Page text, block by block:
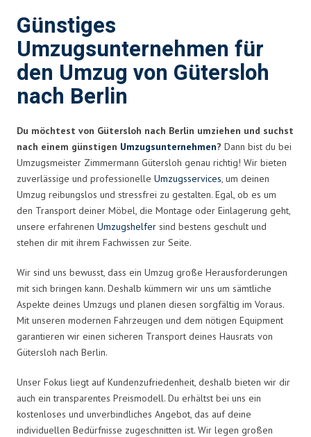
Günstiges
Umzugsunternehmen für
den Umzug von Gütersloh
nach Berlin
Du möchtest von Gütersloh nach Berlin umziehen und suchst
nach einem günstigen Umzugsunternehmen? Dann bist du bei
Umzugsmeister Zimmermann Gütersloh genau richtig! Wir bieten
zuverlässige und professionelle Umzugsservices, um deinen
Umzug reibungslos und stressfrei zu gestalten. Egal, ob es um
den Transport deiner Möbel, die Montage oder Einlagerung geht,
unsere erfahrenen Umzugshelfer sind bestens geschult und
stehen dir mit ihrem Fachwissen zur Seite.
Wir sind uns bewusst, dass ein Umzug große Herausforderungen
mit sich bringen kann. Deshalb kümmern wir uns um sämtliche
Aspekte deines Umzugs und planen diesen sorgfältig im Voraus.
Mit unseren modernen Fahrzeugen und dem nötigen Equipment
garantieren wir einen sicheren Transport deines Hausrats von
Gütersloh nach Berlin.
Unser Fokus liegt auf Kundenzufriedenheit, deshalb bieten wir dir
auch ein transparentes Preismodell. Du erhältst bei uns ein
kostenloses und unverbindliches Angebot, das auf deine
individuellen Bedürfnisse zugeschnitten ist. Wir legen großen